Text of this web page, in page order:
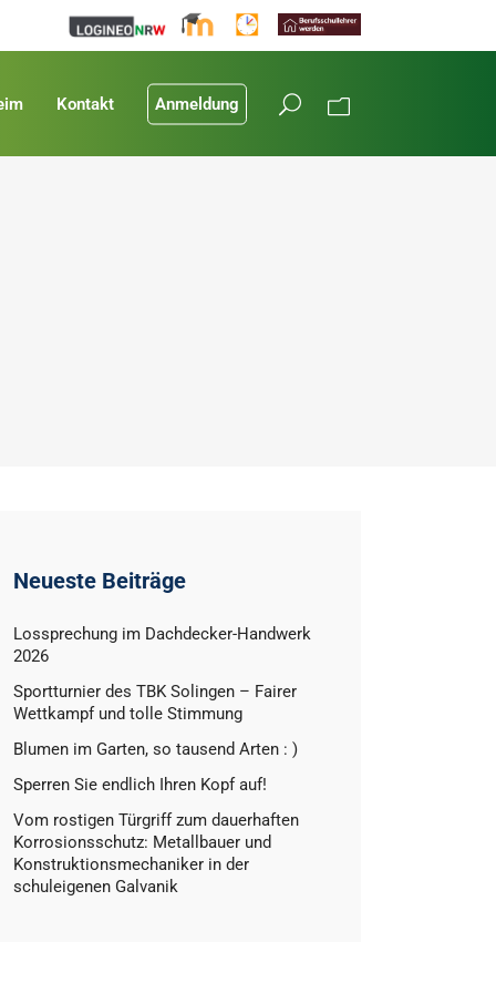
Kontakt Anmeldung
Neueste Beiträge
Lossprechung im Dachdecker-Handwerk
2026
Sportturnier des TBK Solingen – Fairer
Wettkampf und tolle Stimmung
Blumen im Garten, so tausend Arten : )
Sperren Sie endlich Ihren Kopf auf!
Vom rostigen Türgriff zum dauerhaften
Korrosionsschutz: Metallbauer und
Konstruktionsmechaniker in der
schuleigenen Galvanik